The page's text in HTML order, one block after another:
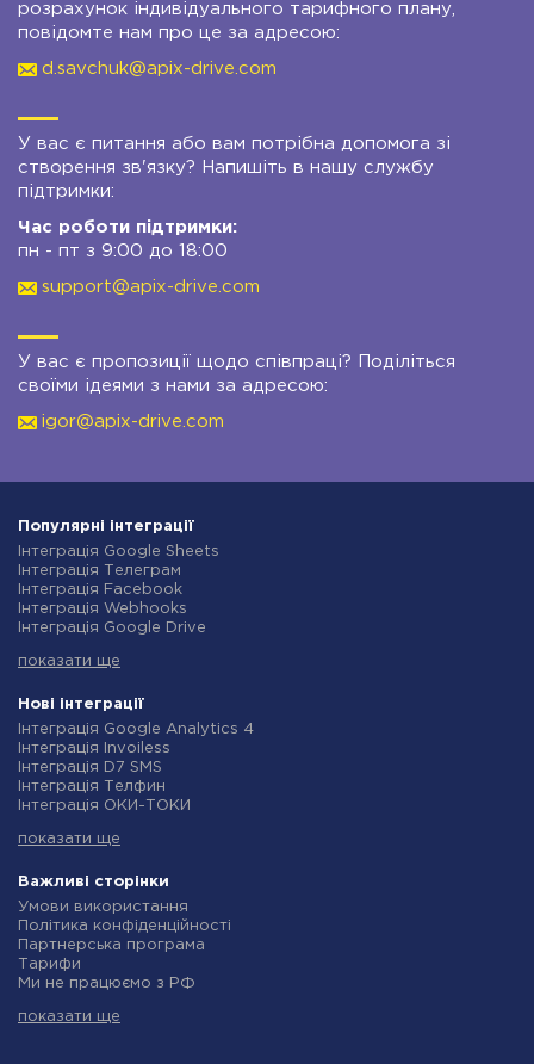
розрахунок індивідуального тарифного плану,
повідомте нам про це за адресою:
d.savchuk@apix-drive.com
У вас є питання або вам потрібна допомога зі
створення зв'язку? Напишіть в нашу службу
підтримки:
Час роботи підтримки:
пн - пт з 9:00 до 18:00
support@apix-drive.com
У вас є пропозиції щодо співпраці? Поділіться
своїми ідеями з нами за адресою:
igor@apix-drive.com
Популярні інтеграції
Інтеграція Google Sheets
Інтеграція Телеграм
Інтеграція Facebook
Інтеграція Webhooks
Інтеграція Google Drive
Інтеграція Gmail
Інтеграція Rozetka
Інтеграція OpenAI (ChatGPT)
Інтеграція Binotel
Інтеграція Prom
Інтеграція Приват24
Інтеграція OLX
Інтеграція SendPulse
Інтеграція Stream Telecom
Інтеграція Google Analytics
Інтеграція Creatio
Інтеграція Ringostat
Інтеграція Google Calendar
Інтеграція Airtable
показати ще
Нові інтеграції
Інтеграція Google Analytics 4
Інтеграція Invoiless
Інтеграція D7 SMS
Інтеграція Телфин
Інтеграція ОКИ-ТОКИ
Інтеграція Microsoft Dynamics 365
Інтеграція TxtSync
Інтеграція Wire2Air
Інтеграція Corezoid
Інтеграція Infobip
Інтеграція Instasent
Інтеграція AtomPark
Інтеграція Campaign Monitor
показати ще
Важливі сторінки
Умови використання
Політика конфіденційності
Партнерська програма
Тарифи
Ми не працюємо з РФ
Індивідуальна розробка
показати ще